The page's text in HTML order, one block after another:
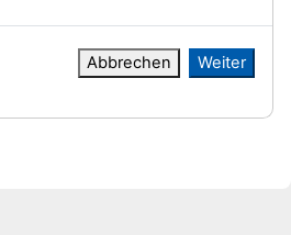
Abbrechen Weiter